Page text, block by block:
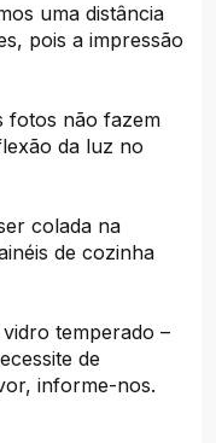
uma distância
pois a impressão
fotos não fazem
da luz no
colada na
de cozinha
temperado –
de
informe-nos.